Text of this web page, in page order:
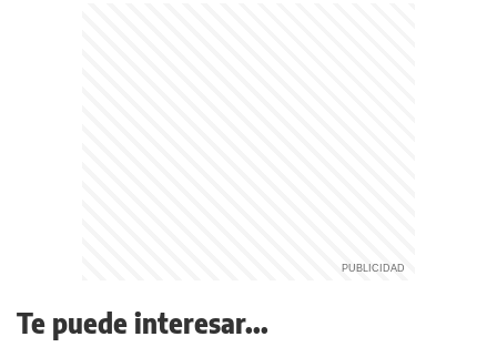
Te puede interesar...